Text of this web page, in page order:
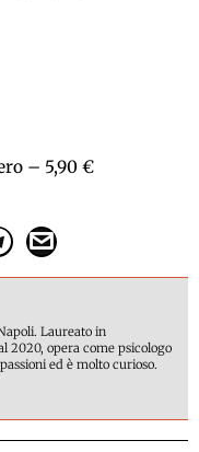
– 5,90 €
Laureato in
2020, opera come psicologo
ed è molto curioso.